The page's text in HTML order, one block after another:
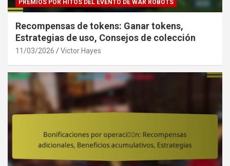
PREMIOS POR HITOS DEL EVENTO DE WAR ROBOTS
Recompensas de tokens: Ganar tokens,
Estrategias de uso, Consejos de colección
11/03/2026 Victor Hayes